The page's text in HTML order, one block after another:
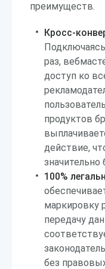
преимуществ.
Кросс-
раз,
доступ ко
продуктов
действие,
значительно
100%
маркировку
передачу
без